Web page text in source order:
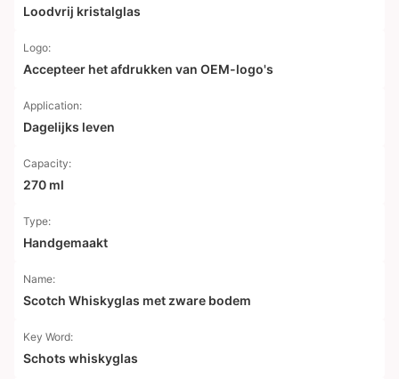
Loodvrij kristalglas
Logo:
Accepteer het afdrukken van OEM-logo's
Application:
Dagelijks leven
Capacity:
270 ml
Type:
Handgemaakt
Name:
Scotch Whiskyglas met zware bodem
Key Word:
Schots whiskyglas